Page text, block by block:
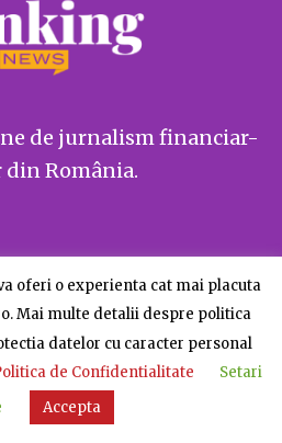
de jurnalism financiar-
din România.
Toate drepturile rezervate
Contact Publicitate
oferi o experienta cat mai placuta
Mai multe detalii despre politica
datelor cu caracter personal
de Confidentialitate
Setari
Accepta